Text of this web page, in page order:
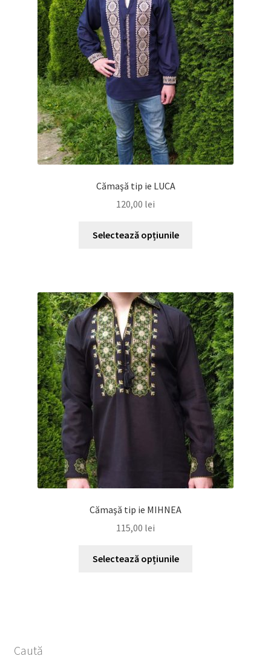
pot
fi
alese
în
pagina
produsului.
Cămaşă tip ie LUCA
120,00 lei
Selectează opțiunile
variații.
Opțiunile
pot
fi
alese
pagina
produsului.
Cămaşă tip ie MIHNEA
115,00 lei
Selectează opțiunile
Caută